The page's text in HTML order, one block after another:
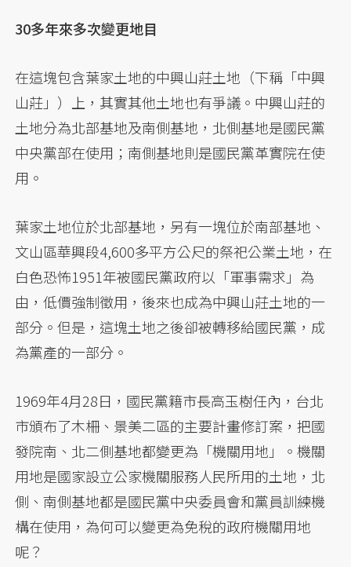
30多年來多次變更地目
在這塊包含葉家土地的中興山莊土地（下稱「中興
山莊」）上，其實其他土地也有爭議。中興山莊的
土地分為北部基地及南側基地，北側基地是國民黨
中央黨部在使用；南側基地則是國民黨革實院在使
用。
葉家土地位於北部基地，另有一塊位於南部基地、
文山區華興段4,600多平方公尺的祭祀公業土地，在
白色恐怖1951年被國民黨政府以「軍事需求」為
由，低價強制徵用，後來也成為中興山莊土地的一
部分。但是，這塊土地之後卻被轉移給國民黨，成
為黨產的一部分。
1969年4月28日，國民黨籍市長高玉樹任內，台北
市頒布了木柵、景美二區的主要計畫修訂案，把國
發院南、北二側基地都變更為「機關用地」。機關
用地是國家設立公家機關服務人民所用的土地，北
側、南側基地都是國民黨中央委員會和黨員訓練機
構在使用，為何可以變更為免稅的政府機關用地
呢？